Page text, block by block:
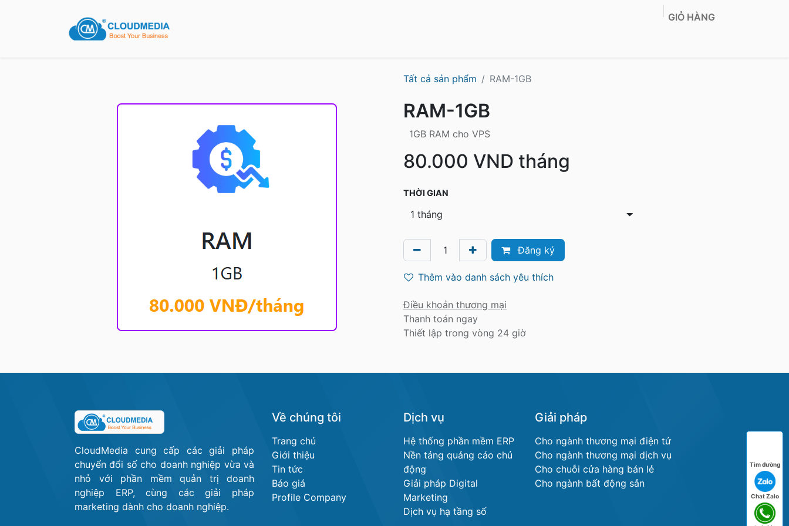
Tìm đường
Chat Zalo
GIỎ HÀNG
Tất cả sản phẩm RAM-1GB
RAM-1GB
1GB RAM cho VPS
80.000 VND tháng
THỜI GIAN
Đăng ký
Thêm vào danh sách yêu thích
Điều khoản thương mại
Thanh toán ngay
Thiết lập trong vòng 24 giờ
CloudMedia cung cấp các giải pháp
chuyển đổi số cho doanh nghiệp vừa và
nhỏ với phần mềm quản trị doanh
nghiệp ERP, cùng các giải pháp
marketing dành cho doanh nghiệp.
Về chúng tôi
Trang chủ
Giới thiệu
Tin tức
Báo giá
Profile Company
Dịch vụ
Hệ thống phần mềm ERP
Nền tảng quảng cáo chủ
động
Giải pháp Digital
Marketing
Dịch vụ hạ tầng số
Giải pháp
Cho ngành thương mại điện tử
Cho ngành thương mại dịch vụ
Cho chuỗi cửa hàng bán lẻ
Cho ngành bất động sản